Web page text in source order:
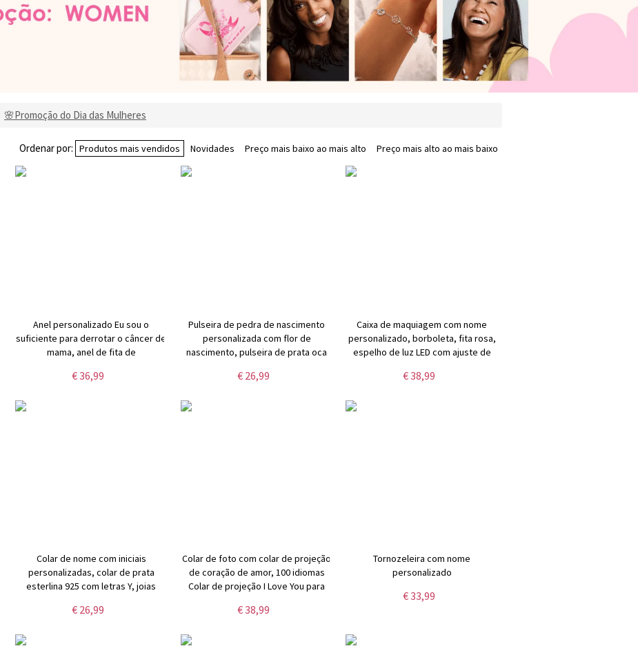
🌸Promoção do Dia das Mulheres
Ordenar por: Produtos mais vendidos Novidades Preço mais baixo ao mais alto Preço mais alto ao mais baixo
Anel personalizado Eu sou o
suficiente para derrotar o câncer de
mama, anel de fita de
mama, presente de incentivo ao
€ 36,99
Pulseira de pedra de nascimento
personalizada com flor de
nascimento, pulseira de prata oca
femininas, presente de dia das
€ 26,99
Caixa de maquiagem com nome
personalizado, borboleta, fita rosa,
espelho de luz LED com ajuste de
para joias, presentes para
€ 38,99
Colar de nome com iniciais
personalizadas, colar de prata
esterlina 925 com letras Y, joias
aniversário/aniversário/dia das
€ 26,99
Colar de foto com colar de projeção
de coração de amor, 100 idiomas
Colar de projeção I Love You para
namorados/colar de foto
€ 38,99
Tornozeleira com nome
personalizado
€ 33,99